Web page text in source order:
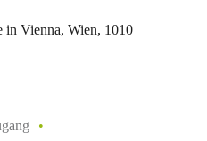
in Vienna, Wien, 1010